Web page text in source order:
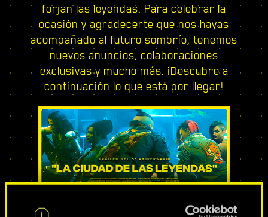
forjan las leyendas. Para celebrar la
ocasión y agradecerte que nos hayas
acompañado al futuro sombrío, tenemos
nuevos anuncios, colaboraciones
exclusivas y mucho más. ¡Descubre a
continuación lo que está por llegar!